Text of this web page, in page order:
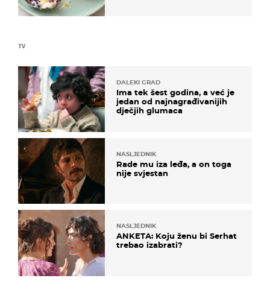
TV
DALEKI GRAD
Ima tek šest godina, a već je
jedan od najnagrađivanijih
dječjih glumaca
NASLJEDNIK
Rade mu iza leđa, a on toga
nije svjestan
NASLJEDNIK
ANKETA: Koju ženu bi Serhat
trebao izabrati?